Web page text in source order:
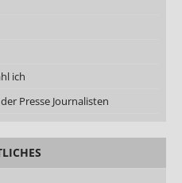
ich
Presse Journalisten